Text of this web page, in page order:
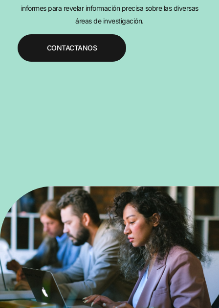
informes para revelar información precisa sobre las diversas
áreas de investigación.
CONTACTANOS